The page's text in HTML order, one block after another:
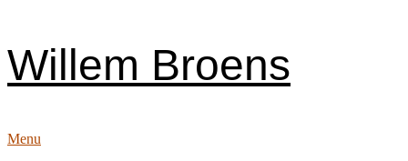
Willem Broens
Menu